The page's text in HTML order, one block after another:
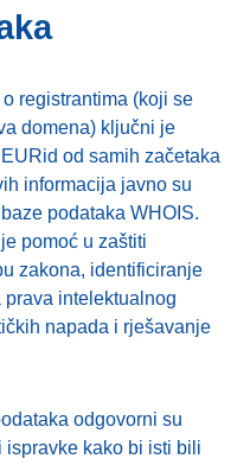
registrantima (koji se
domena) ključni je
od samih začetaka
informacija javno su
podataka WHOIS.
pomoć u zaštiti
zakona, identificiranje
intelektualnog
napada i rješavanje
odgovorni su
ispravke kako bi isti bili